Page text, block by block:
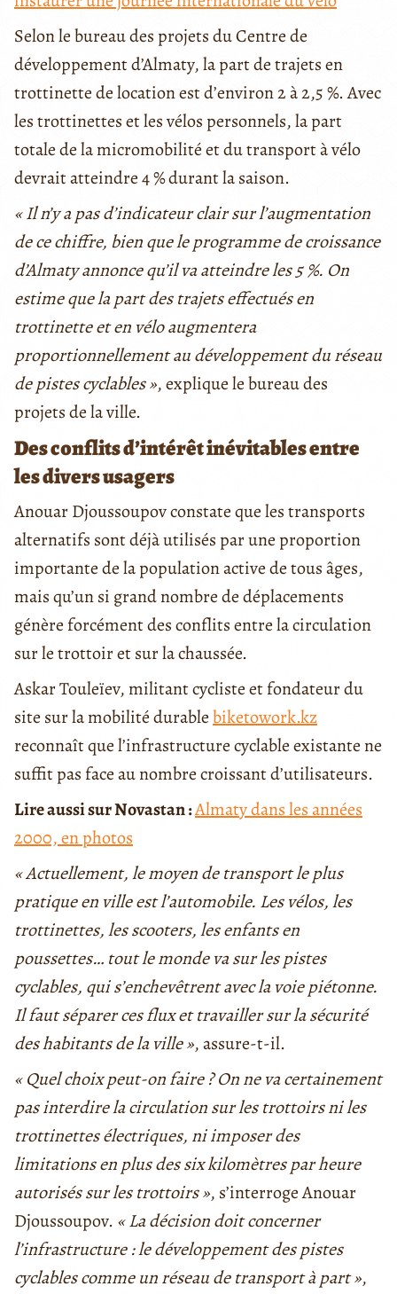
Selon le bureau des projets du Centre de
développement d’Almaty, la part de trajets en
trottinette de location est d’environ 2 à 2,5 %. Avec
les trottinettes et les vélos personnels, la part
totale de la micromobilité et du transport à vélo
devrait atteindre 4 % durant la saison.
« Il n’y a pas d’indicateur clair sur l’augmentation
de ce chiffre, bien que le programme de croissance
d’Almaty annonce qu’il va atteindre les 5 %. On
estime que la part des trajets effectués en
trottinette et en vélo augmentera
proportionnellement au développement du réseau
de pistes cyclables », explique le bureau des
projets de la ville.
Des conflits d’intérêt inévitables entre
les divers usagers
Anouar Djoussoupov constate que les transports
alternatifs sont déjà utilisés par une proportion
importante de la population active de tous âges,
mais qu’un si grand nombre de déplacements
génère forcément des conflits entre la circulation
sur le trottoir et sur la chaussée.
Askar Touleïev, militant cycliste et fondateur du
site sur la mobilité durablebiketowork.kz
reconnaît que l’infrastructure cyclable existante ne
suffit pas face au nombre croissant d’utilisateurs.
Lire aussi sur Novastan :Almaty dans les années
2000, en photos
« Actuellement, le moyen de transport le plus
pratique en ville est l’automobile. Les vélos, les
trottinettes, les scooters, les enfants en
poussettes… tout le monde va sur les pistes
cyclables, qui s’enchevêtrent avec la voie piétonne.
Il faut séparer ces flux et travailler sur la sécurité
des habitants de la ville », assure-t-il.
« Quel choix peut-on faire ? On ne va certainement
pas interdire la circulation sur les trottoirs ni les
trottinettes électriques, ni imposer des
limitations en plus des six kilomètres par heure
autorisés sur les trottoirs », s’interroge Anouar
Djoussoupov. « La décision doit concerner
l’infrastructure : le développement des pistes
cyclables comme un réseau de transport à part »,